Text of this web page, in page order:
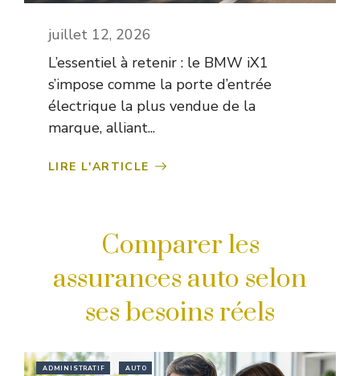
juillet 12, 2026
L’essentiel à retenir : le BMW iX1
s’impose comme la porte d’entrée
électrique la plus vendue de la
marque, alliant...
LIRE L'ARTICLE
Comparer les
assurances auto selon
ses besoins réels
ADMINISTRATIF AUTO